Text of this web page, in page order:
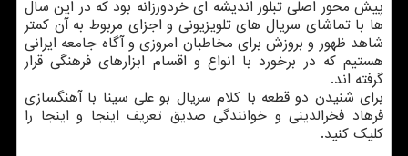
پیش محور اصلی تبلور اندیشه ای خردورزانه بود که در این سال
ها با تماشای سریال های تلویزیونی و اجزای مربوط به آن کمتر
شاهد ظهور و بروزش برای مخاطبان امروزی و آگاه جامعه ایرانی
هستیم که در برخورد با انواع و اقسام ابزارهای فرهنگی قرار
گرفته اند.
برای شنیدن دو قطعه با کلام سریال بو علی سینا با آهنگسازی
فرهاد فخرالدینی و خوانندگی صدیق تعریف اینجا و اینجا را
کلیک کنید.